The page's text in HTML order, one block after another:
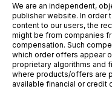
We are an independent,
publisher website. In order
content to our users, the
might be from companies
compensation. Such
which order offers appear
proprietary algorithms and
where products/offers are
available financial or credit